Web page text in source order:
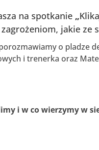
na spotkanie „
jakie ze
o pladze
i trenerka oraz
i w co wierzymy w